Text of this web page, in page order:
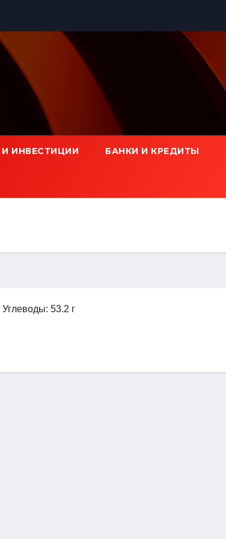
И ИНВЕСТИЦИИ БАНКИ И КРЕДИТЫ
53.2 г